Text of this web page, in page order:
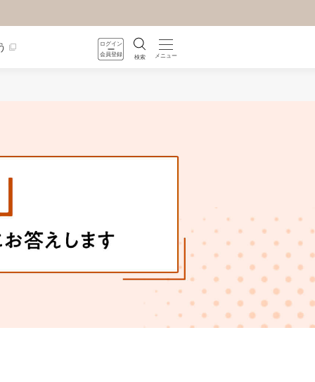
ログイン
会員登録
検索 メニュー